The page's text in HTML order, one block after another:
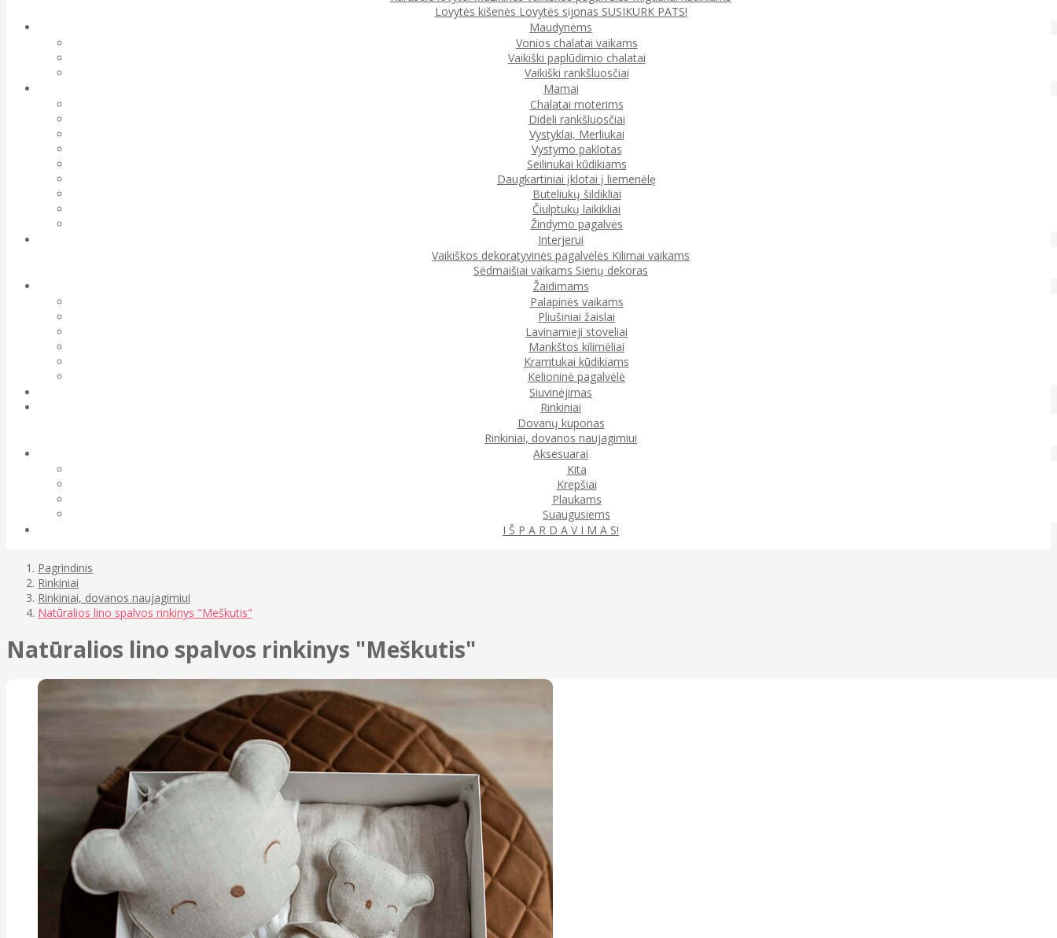
Lovytės kišenės Lovytės sijonas SUSIKURK PATS!
Maudynėms
Vonios chalatai vaikams
Vaikiški paplūdimio chalatai
Vaikiški rankšluosčiai
Mamai
Chalatai moterims
Dideli rankšluosčiai
Vystyklai, Merliukai
Vystymo paklotas
Seilinukai kūdikiams
Daugkartiniai įklotai į liemenėlę
Buteliukų šildikliai
Čiulptukų laikikliai
Žindymo pagalvės
Interjerui
Vaikiškos dekoratyvinės pagalvėlės Kilimai vaikams
Sėdmaišiai vaikams Sienų dekoras
Žaidimams
Palapinės vaikams
Pliušiniai žaislai
Lavinamieji stoveliai
Mankštos kilimėliai
Kramtukai kūdikiams
Kelioninė pagalvėlė
Siuvinėjimas
Rinkiniai
Dovanų kuponas
Rinkiniai, dovanos naujagimiui
Aksesuarai
Kita
Krepšiai
Plaukams
Suaugusiems
I Š P A R D A V I M A S!
Pagrindinis
Rinkiniai
Rinkiniai, dovanos naujagimiui
Natūralios lino spalvos rinkinys "Meškutis"
Natūralios lino spalvos rinkinys "Meškutis"